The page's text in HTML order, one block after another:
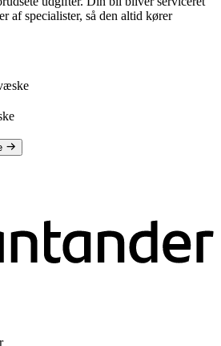
af specialister, så den altid kører